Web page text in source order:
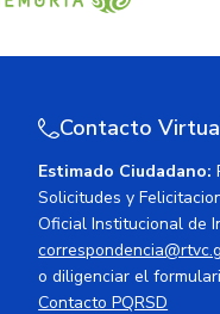
Contacto
Estimado Ciudadano:
Solicitudes y
Oficial Institucional de
o diligenciar el
Contacto PQRSD